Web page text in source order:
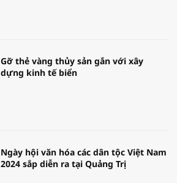
Gỡ thẻ vàng thủy sản gắn với xây
dựng kinh tế biển
Ngày hội văn hóa các dân tộc Việt Nam
2024 sắp diễn ra tại Quảng Trị